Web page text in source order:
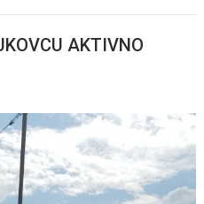
AKTIVNO